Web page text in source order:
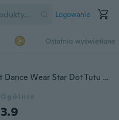
Logowanie
Ostatnio wyświetlane
Lovely Girls Kids Party Ballet Dance Wear Star Dot Tutu Skirt Dress Pettiskirt Clothes
Ogólnie
3.9